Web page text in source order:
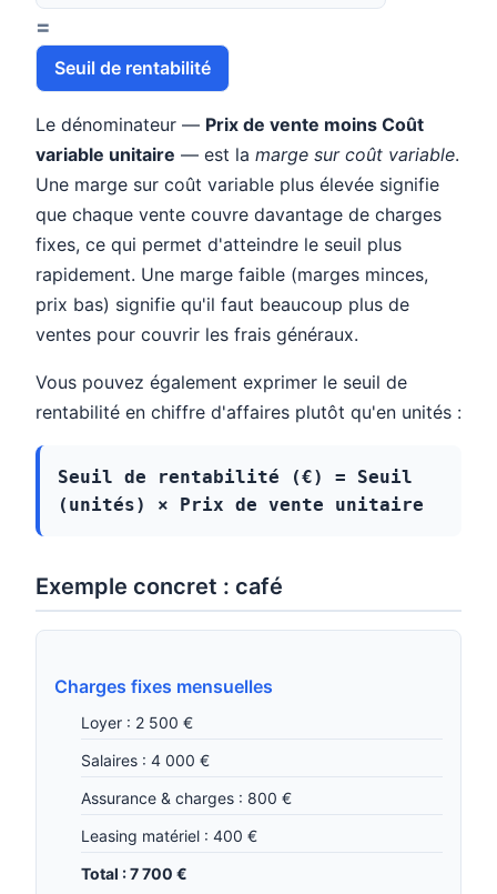
=
Seuil de rentabilité
Le dénominateur — Prix de vente moins Coût
variable unitaire — est la marge sur coût variable.
Une marge sur coût variable plus élevée signifie
que chaque vente couvre davantage de charges
fixes, ce qui permet d'atteindre le seuil plus
rapidement. Une marge faible (marges minces,
prix bas) signifie qu'il faut beaucoup plus de
ventes pour couvrir les frais généraux.
Vous pouvez également exprimer le seuil de
rentabilité en chiffre d'affaires plutôt qu'en unités :
Seuil de rentabilité (€) = Seuil
(unités) × Prix de vente unitaire
Exemple concret : café
Charges fixes mensuelles
Loyer : 2 500 €
Salaires : 4 000 €
Assurance & charges : 800 €
Leasing matériel : 400 €
Total : 7 700 €